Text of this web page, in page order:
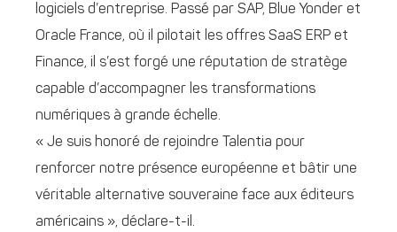
logiciels d’entreprise. Passé par SAP, Blue Yonder et
Oracle France, où il pilotait les offres SaaS ERP et
Finance, il s’est forgé une réputation de stratège
capable d’accompagner les transformations
numériques à grande échelle.
« Je suis honoré de rejoindre Talentia pour
renforcer notre présence européenne et bâtir une
véritable alternative souveraine face aux éditeurs
américains », déclare-t-il.